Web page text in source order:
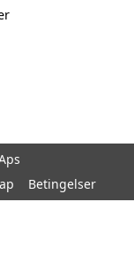
Betingelser